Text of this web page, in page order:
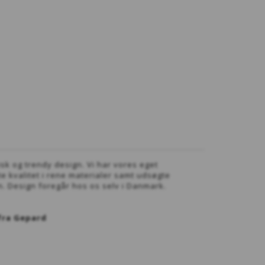
og trendy design. Vi har vores eget
kvalitet i rene materialer samt udsøgte
foregår hos os selv i Danmark.
Gepard